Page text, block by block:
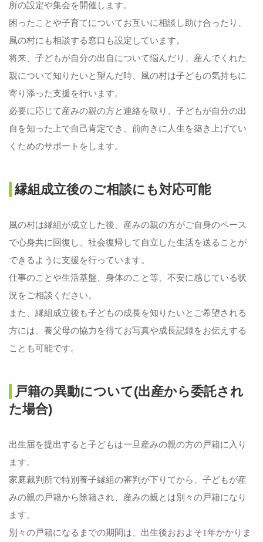
所の設定や集会を開催します。
困ったことや子育てについてお互いに相談し助け合ったり、
風の村にも相談する窓口も設定しています。
将来、子どもが自分の出自について悩んだり、産んでくれた
親について知りたいと望んだ時、風の村は子どもの気持ちに
寄り添った支援を行います。
必要に応じて産みの親の方と連絡を取り、子どもが自分の出
自を知った上で自己肯定でき、前向きに人生を築き上げてい
くためのサポートをします。
縁組成立後のご相談にも対応可能
風の村は縁組が成立した後、産みの親の方がご自身のペース
で心身共に回復し、社会復帰して自立した生活を送ることが
できるように支援を行っています。
仕事のことや生活基盤、身体のこと等、不安に感じている状
況をご相談ください。
また、縁組成立後も子どもの成長を知りたいとご希望される
方には、養父母の協力を得てお写真や成長記録をお伝えする
ことも可能です。
戸籍の異動について(出産から委託され
た場合)
出生届を提出すると子どもは一旦産みの親の方の戸籍に入り
ます。
家庭裁判所で特別養子縁組の審判が下りてから、子どもが産
みの親の戸籍から除籍され、産みの親とは別々の戸籍になり
ます。
別々の戸籍になるまでの期間は、出生後おおよそ1年かかりま